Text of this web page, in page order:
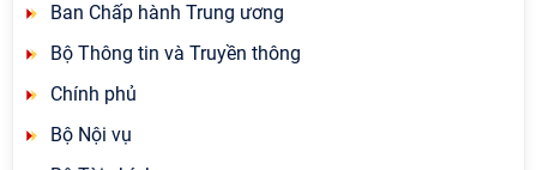
Ban Chấp hành Trung ương
Bộ Thông tin và Truyền thông
Chính phủ
Bộ Nội vụ